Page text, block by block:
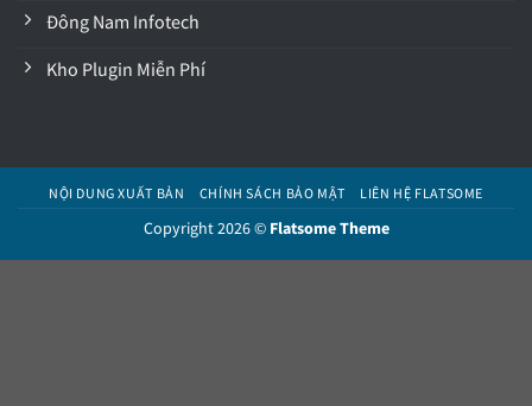
Đông Nam Infotech
Kho Plugin Miễn Phí
NỘI DUNG XUẤT BẢN CHÍNH SÁCH BẢO MẬT LIÊN HỆ FLATSOME
Copyright 2026 © Flatsome Theme